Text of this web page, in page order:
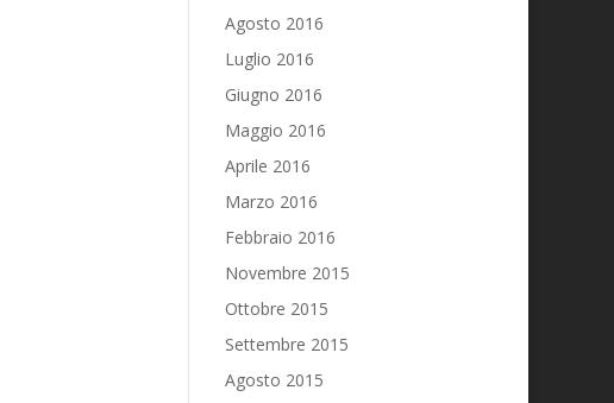
Agosto 2016
Luglio 2016
Giugno 2016
Maggio 2016
Aprile 2016
Marzo 2016
Febbraio 2016
Novembre 2015
Ottobre 2015
Settembre 2015
Agosto 2015